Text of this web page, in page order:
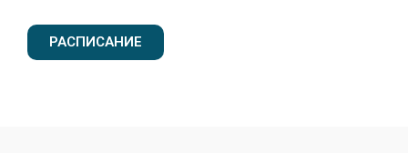
РАСПИСАНИЕ